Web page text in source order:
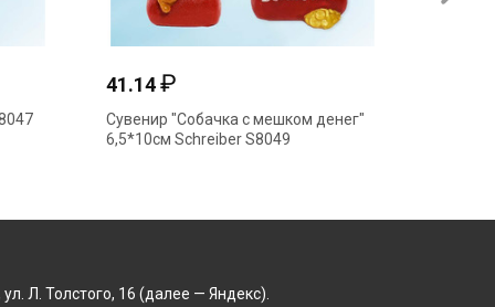
41.14₽
Сувенир "Собачка с мешком денег"
6,5*10см Schreiber S8049
Л. Толстого, 16 (далее — Яндекс).